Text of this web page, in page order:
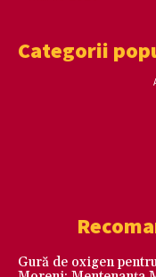
Categorii
Gură de oxigen